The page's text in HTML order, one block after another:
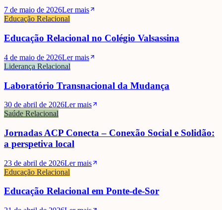
Sónia Seixas
7 de maio de 2026Ler mais
Educação Relacional
Educação Relacional no Colégio Valsassina
4 de maio de 2026Ler mais
Liderança Relacional
Laboratório Transnacional da Mudança
30 de abril de 2026Ler mais
Saúde Relacional
Jornadas ACP Conecta – Conexão Social e Solidão:
a perspetiva local
23 de abril de 2026Ler mais
Educação Relacional
Educação Relacional em Ponte-de-Sor